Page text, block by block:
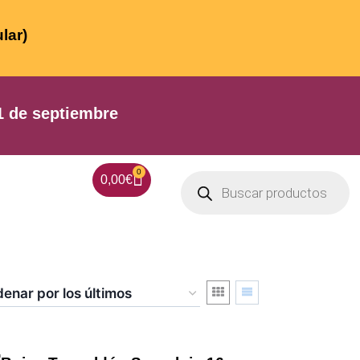
de septiembre
0,00€
0